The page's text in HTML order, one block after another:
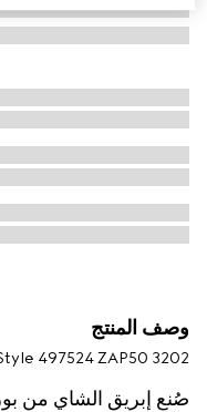
وصف المنتج
‎497524 ZAP50 3202
صُنع إبريق الشاي من